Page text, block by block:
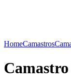
HomeCamastros
Camastro